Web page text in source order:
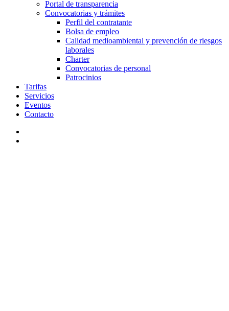
Portal de transparencia
Convocatorias y trámites
Perfil del contratante
Bolsa de empleo
Calidad medioambiental y prevención de riesgos
laborales
Charter
Convocatorias de personal
Patrocinios
Tarifas
Servicios
Eventos
Contacto